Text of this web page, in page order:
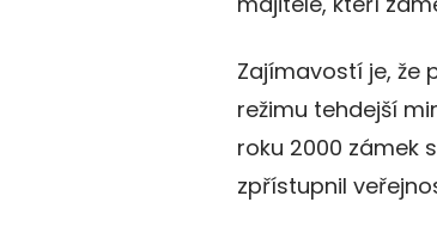
Zajímavostí je, že
režimu tehdejší
roku 2000 zámek
zpřístupnil